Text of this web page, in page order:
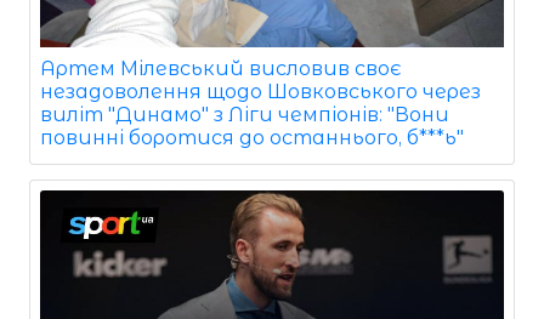
Артем Мілевський висловив своє
незадоволення щодо Шовковського через
виліт "Динамо" з Ліги чемпіонів: "Вони
повинні боротися до останнього, б***ь"